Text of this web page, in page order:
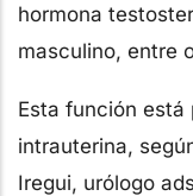
hormona
masculino, entre
Esta función está
intrauterina,
Iregui, urólogo